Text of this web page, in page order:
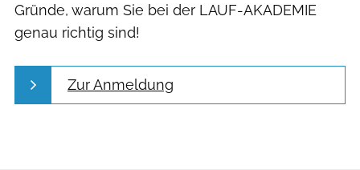
Gründe, warum Sie bei der LAUF-AKADEMIE
genau richtig sind!
Zur Anmeldung